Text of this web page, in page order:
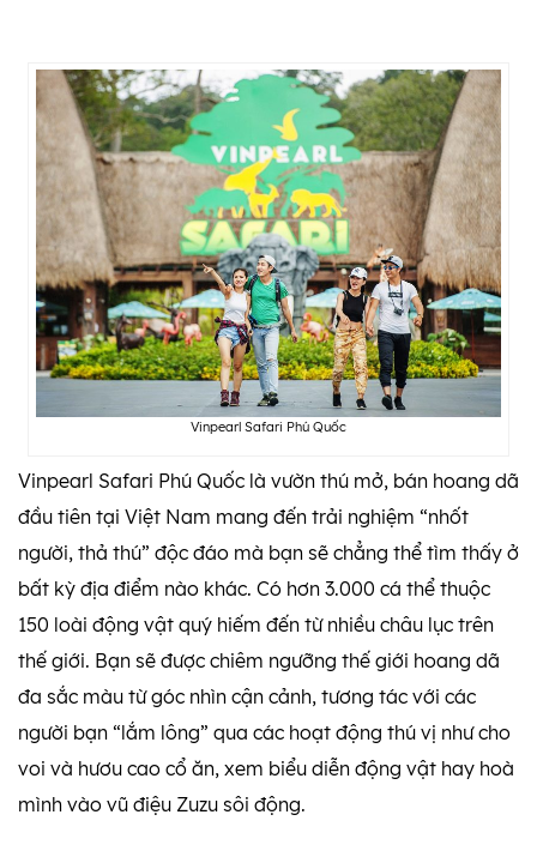
Vinpearl Safari Phú Quốc
Vinpearl Safari Phú Quốc là vườn thú mở, bán hoang dã
đầu tiên tại Việt Nam mang đến trải nghiệm “nhốt
người, thả thú” độc đáo mà bạn sẽ chẳng thể tìm thấy ở
bất kỳ địa điểm nào khác. Có hơn 3.000 cá thể thuộc
150 loài động vật quý hiếm đến từ nhiều châu lục trên
thế giới. Bạn sẽ được chiêm ngưỡng thế giới hoang dã
đa sắc màu từ góc nhìn cận cảnh, tương tác với các
người bạn “lắm lông” qua các hoạt động thú vị như cho
voi và hươu cao cổ ăn, xem biểu diễn động vật hay hoà
mình vào vũ điệu Zuzu sôi động.